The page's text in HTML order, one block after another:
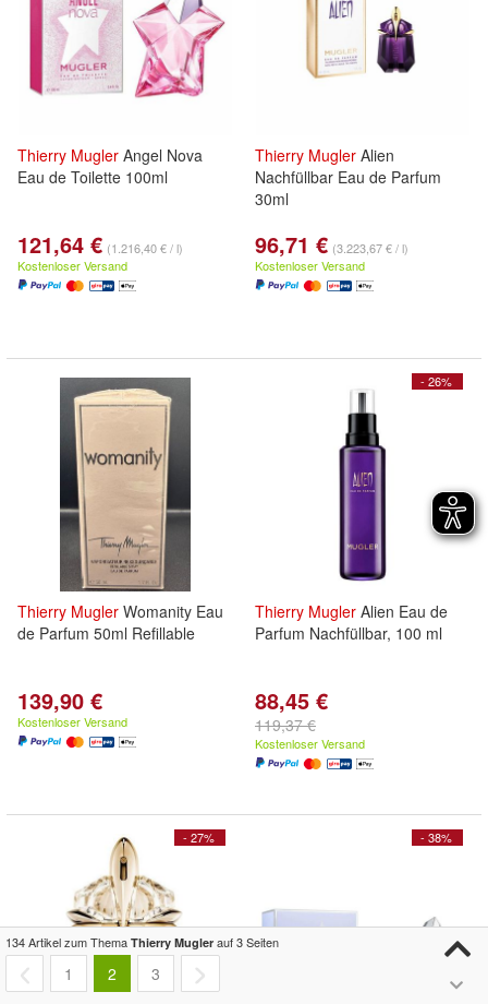
Thierry Mugler Angel Nova
Eau de Toilette 100ml
121,64 € (1.216,40 € / l)
Kostenloser Versand
Thierry Mugler Alien
Nachfüllbar Eau de Parfum
30ml
96,71 € (3.223,67 € / l)
Kostenloser Versand
Thierry Mugler Womanity Eau
de Parfum 50ml Refillable
139,90 €
Kostenloser Versand
- 26%
Thierry Mugler Alien Eau de
Parfum Nachfüllbar, 100 ml
88,45 €
119,37 €
Kostenloser Versand
- 27% - 38%
134 Artikel zum Thema Thierry Mugler auf 3 Seiten
1 2 3